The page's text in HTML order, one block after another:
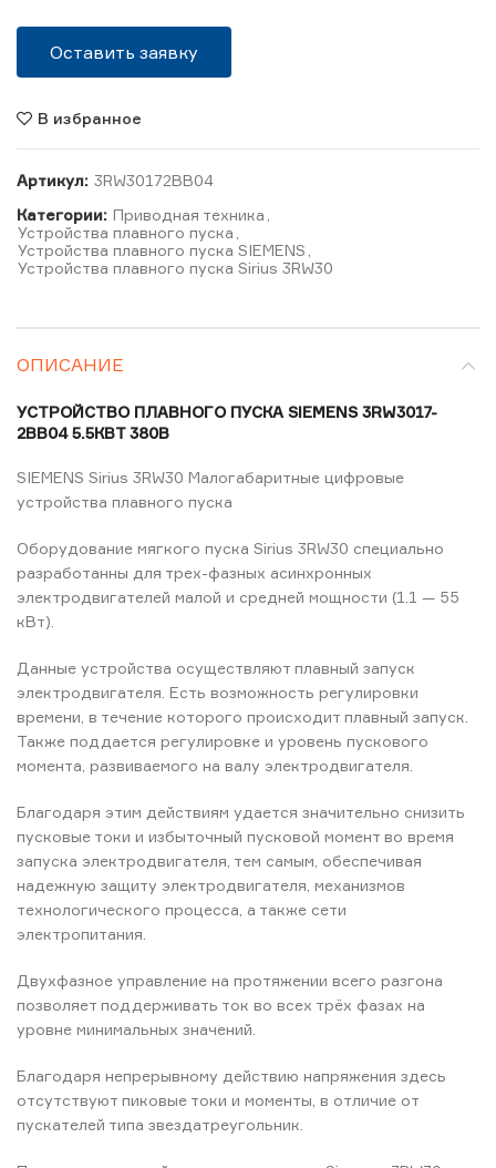
Оставить заявку
В избранное
Артикул: 3RW30172BB04
Категории: Приводная техника
Устройства плавного пуска
Устройства плавного пуска SIEMENS
Устройства плавного пуска Sirius 3RW30
ОПИСАНИЕ
УСТРОЙСТВО ПЛАВНОГО ПУСКА SIEMENS 3RW3017-
2BB04 5.5КВТ 380В
SIEMENS Sirius 3RW30 Малогабаритные цифровые
устройства плавного пуска
Оборудование мягкого пуска Sirius 3RW30 специально
разработанны для трех-фазных асинхронных
электродвигателей малой и средней мощности (1.1 — 55
кВт).
Данные устройства осуществляют плавный запуск
электродвигателя. Есть возможность регулировки
времени, в течение которого происходит плавный запуск.
Также поддается регулировке и уровень пускового
момента, развиваемого на валу электродвигателя.
Благодаря этим действиям удается значительно снизить
пусковые токи и избыточный пусковой момент во время
запуска электродвигателя, тем самым, обеспечивая
надежную защиту электродвигателя, механизмов
технологического процесса, а также сети
электропитания.
Двухфазное управление на протяжении всего разгона
позволяет поддерживать ток во всех трёх фазах на
уровне минимальных значений.
Благодаря непрерывному действию напряжения здесь
отсутствуют пиковые токи и моменты, в отличие от
пускателей типа звездатреугольник.